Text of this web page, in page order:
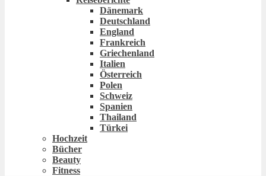
Dänemark
Deutschland
England
Frankreich
Griechenland
Italien
Österreich
Polen
Schweiz
Spanien
Thailand
Türkei
Hochzeit
Bücher
Beauty
Fitness